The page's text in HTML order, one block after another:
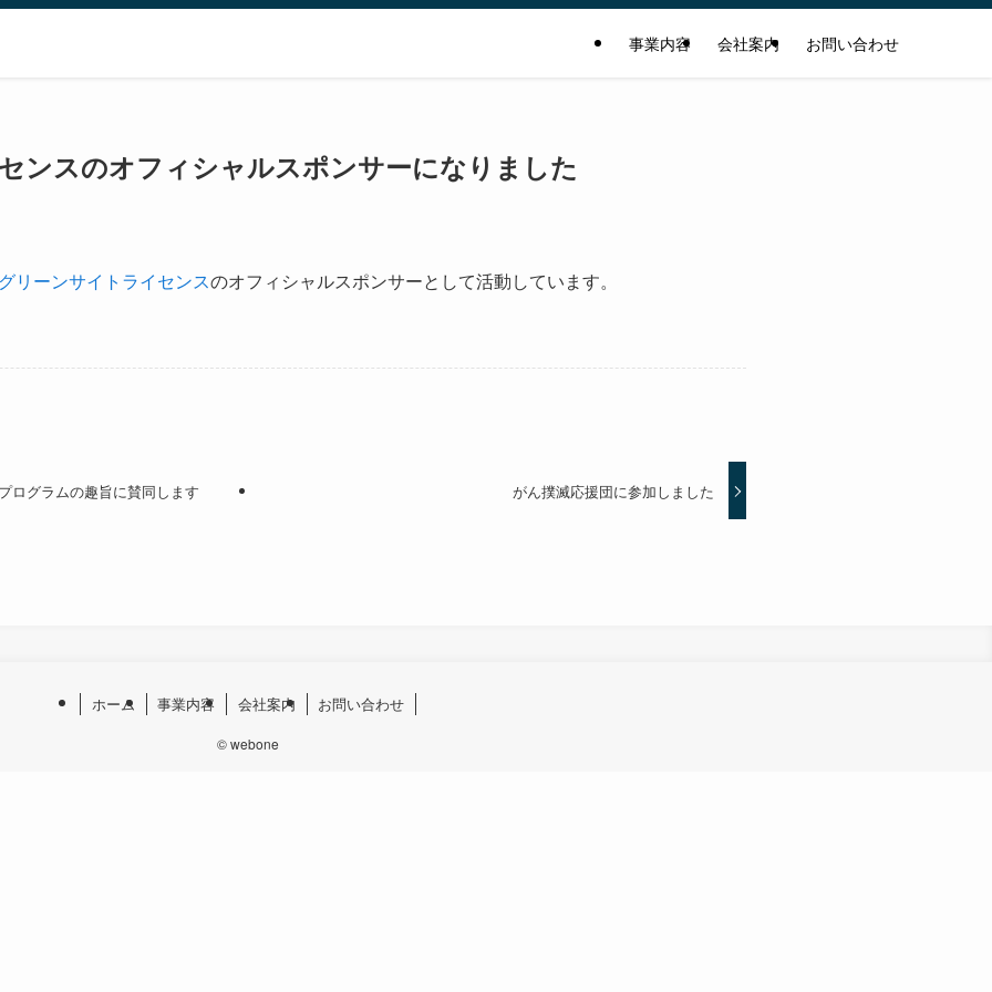
事業内容 会社案内 お問い合わせ
ンスのオフィシャルスポンサーになりました
グリーンサイトライセンスのオフィシャルスポンサーとして活動しています。
ログラムの趣旨に賛同します がん撲滅応援団に参加しました
ホーム 事業内容 会社案内 お問い合わせ
©webone